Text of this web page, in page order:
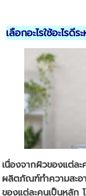
เลือกอะไรใช้อะไรดี
เนื่องจากผิวของแต่ล
ผลิตภัณฑ์ทำความสะ
ของแต่ละคนเป็นหลัก